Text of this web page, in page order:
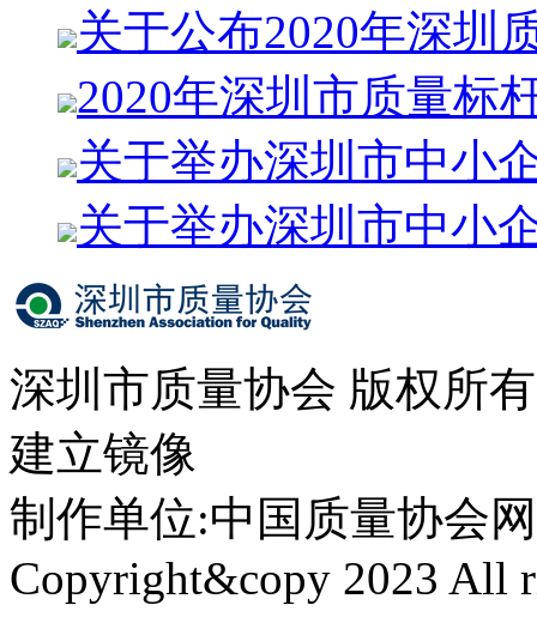
关于公布2020年深圳
2020年深圳市质量标
关于举办深圳市中小
关于举办深圳市中小
深圳市质量协会 版权所
建立镜像
制作单位:中国质量协会
Copyright&copy 2023 All